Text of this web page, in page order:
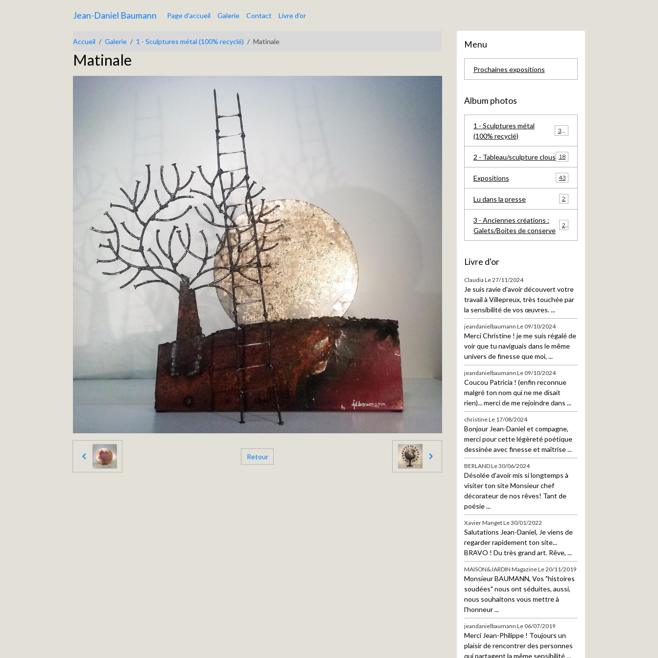
Jean-Daniel Baumann Page d'accueil Galerie Contact Livre d'or
Accueil Galerie 1 - Sculptures métal (100% recyclé) Matinale
Matinale
Retour
Menu
Prochaines expositions
Album photos
1 - Sculptures métal
(100% recyclé)
2 - Tableau/sculpture clous 18
Expositions 43
Lu dans la presse 2
3 - Anciennes créations :
Galets/Boites de conserve
Livre d'or
Claudia Le 27/11/2024
Je suis ravie d'avoir découvert votre
travail à Villepreux, très touchée par
la sensibilité de vos œuvres. ...
jeandanielbaumann Le 09/10/2024
Merci Christine ! je me suis régalé de
voir que tu naviguais dans le même
univers de finesse que moi, ...
jeandanielbaumann Le 09/10/2024
Coucou Patricia ! (enfin reconnue
malgré ton nom qui ne me disait
rien)... merci de me rejoindre dans ...
christineLe 17/08/2024
Bonjour Jean-Daniel et compagne,
merci pour cette légèreté poétique
dessinée avec finesse et maîtrise ...
BERLANDLe 30/06/2024
Désolée d'avoir mis si longtemps à
visiter ton site Monsieur chef
décorateur de nos rêves! Tant de
poésie ...
Xavier MangetLe 30/01/2022
Salutations Jean-Daniel, Je viens de
regarder rapidement ton site...
BRAVO ! Du très grand art. Rêve, ...
MAISON&JARDIN MagazineLe 20/11/2019
Monsieur BAUMANN, Vos "histoires
soudées" nous ont séduites, aussi,
nous souhaitons vous mettre à
l'honneur ...
jeandanielbaumann Le 06/07/2019
Merci Jean-Philippe ! Toujours un
plaisir de rencontrer des personnes
qui partagent la même sensibilité ...